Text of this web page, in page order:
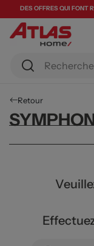
DES OFFRES QUI FONT
Retour